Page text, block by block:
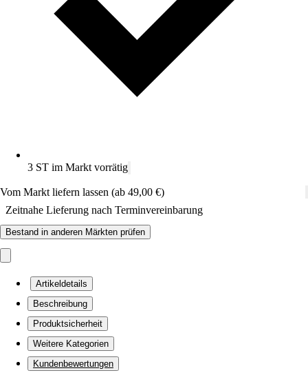
3 ST im Markt vorrätig
Vom Markt liefern lassen (ab 49,00 €)
Zeitnahe Lieferung nach Terminvereinbarung
Bestand in anderen Märkten prüfen
Artikeldetails
Beschreibung
Produktsicherheit
Weitere Kategorien
Kundenbewertungen